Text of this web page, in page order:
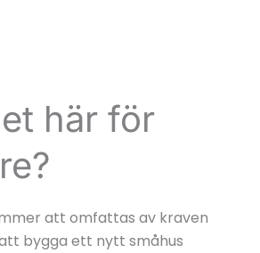
här för
att omfattas av kraven
bygga ett nytt småhus